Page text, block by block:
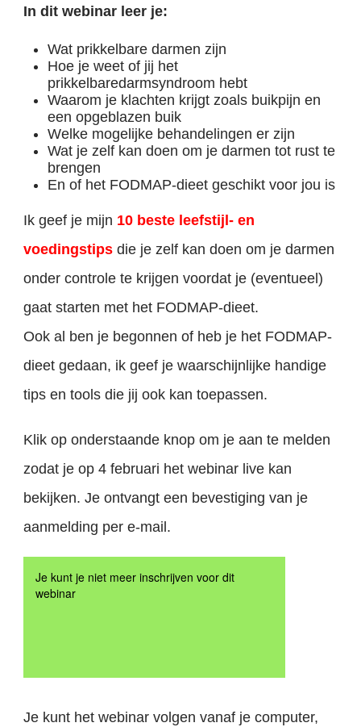
In dit webinar leer je:
Wat prikkelbare darmen zijn
Hoe je weet of jij het
prikkelbaredarmsyndroom hebt
Waarom je klachten krijgt zoals buikpijn en
een opgeblazen buik
Welke mogelijke behandelingen er zijn
Wat je zelf kan doen om je darmen tot rust te
brengen
En of het FODMAP-dieet geschikt voor jou is
Ik geef je mijn 10 beste leefstijl- en
voedingstips die je zelf kan doen om je darmen
onder controle te krijgen voordat je (eventueel)
gaat starten met het FODMAP-dieet.
Ook al ben je begonnen of heb je het FODMAP-
dieet gedaan, ik geef je waarschijnlijke handige
tips en tools die jij ook kan toepassen.
Klik op onderstaande knop om je aan te melden
zodat je op 4 februari het webinar live kan
bekijken. Je ontvangt een bevestiging van je
aanmelding per e-mail.
Je kunt het webinar volgen vanaf je computer,